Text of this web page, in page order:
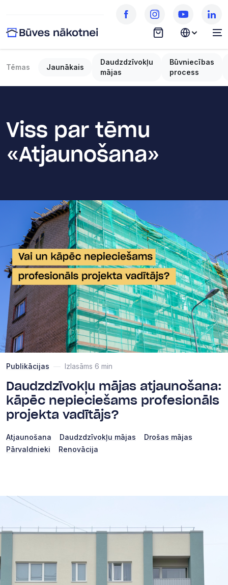
Tēmas Jaunākais
Daudzdzīvokļu
mājas
Būvniecības
process
Viss par tēmu
«Atjaunošana»
Publikācijas Izlasāms 6 min
Daudzdzīvokļu mājas atjaunošana:
kāpēc nepieciešams profesionāls
projekta vadītājs?
Atjaunošana Daudzdzīvokļu mājas
Drošas mājas
Pārvaldnieki
Renovācija